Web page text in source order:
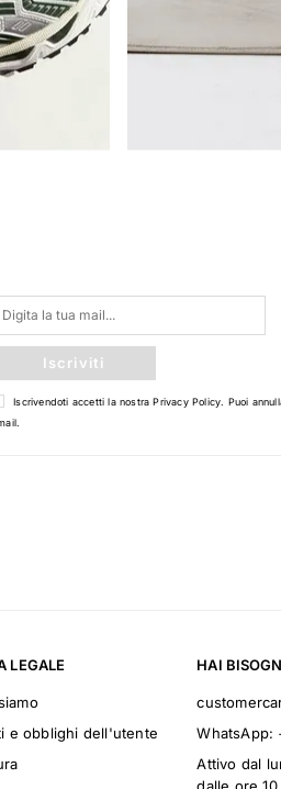
Iscriviti
Iscrivendoti accetti la nostraPrivacy Policy . Puoi
LEGALE
e obblighi dell'utente
HAI
WhatsApp:
Attivo dal
dalle ore 10